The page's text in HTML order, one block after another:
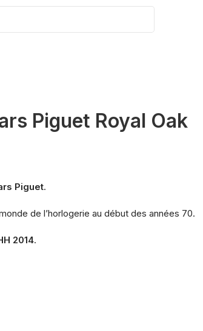
Piguet Royal Oak
Piguet.
de l’horlogerie au début des années 70.
2014.